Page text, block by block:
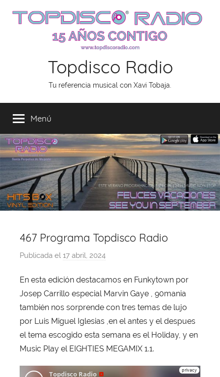
Topdisco Radio
Tu referencia musical con Xavi Tobaja.
Menú
467 Programa Topdisco Radio
Publicada el 17 abril, 2024
r
X
a
v
i
T
En esta edición destacamos en Funkytown por
Josep Carrillo especial Marvin Gaye , 90mania
también nos sorprende con tres temas de lujo
por Luis Miguel Iglesias ,en el antes y el despues
el tema escogido esta semana es el Holiday, y en
Music Play el EIGHTIES MEGAMIX 1.1.